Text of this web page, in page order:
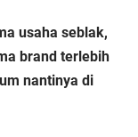
usaha seblak,
brand terlebih
nantinya di